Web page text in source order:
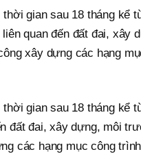
gian sau 18 tháng kể
quan đến đất đai, xây
xây dựng các hạng
gian sau 18 tháng kể
đất đai, xây dựng, môi
các hạng mục công